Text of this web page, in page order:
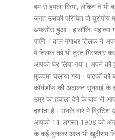
बम से हमला किया, लेकिन वे
जगह उसकी परिचित दो
अफसोस हुआ। हालाँकि, महात्मा
पाएँगे।’ बाल गंगाधर तिलक ने
में तिलक को भी तुरंत गिरफ्तार
आपको घेर लिया गया। अपने को
मुकदमा चलाया गया। पाठकों
कॉर्नडॉफ की अदालत सुनवाई के
उम्र का हवाला देने के बाद भी
दर्शाता है। उनके बारे में
आपको 11 अगस्त 1908 को
के कई बुनकर आज भी खुदीराम